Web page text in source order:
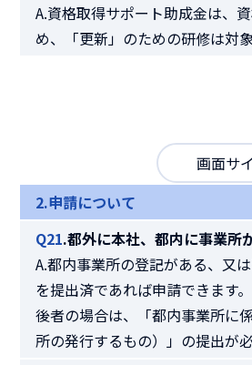
A.資格取得サポート助成金は、
め、「更新」のための研修は対象
画面サ
2.申請について
Q21.都外に本社、都内に事業所
A.都内事業所の登記がある、又
を提出済であれば申請できます。
後者の場合は、「都内事業所に
所の発行するもの）」の提出が必